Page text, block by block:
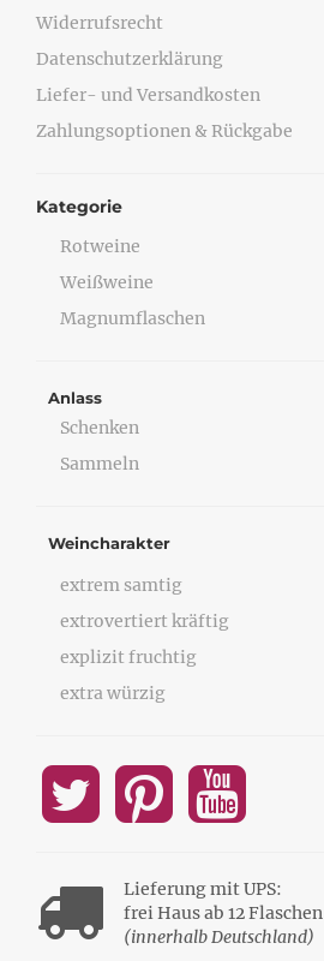
Widerrufsrecht
Datenschutzerklärung
Liefer- und Versandkosten
Zahlungsoptionen & Rückgabe
Kategorie
Rotweine
Weißweine
Magnumflaschen
Anlass
Schenken
Sammeln
Weincharakter
extrem samtig
extrovertiert kräftig
explizit fruchtig
extra würzig
Lieferung mit UPS:
frei Haus ab 12 Flaschen
(innerhalb Deutschland)